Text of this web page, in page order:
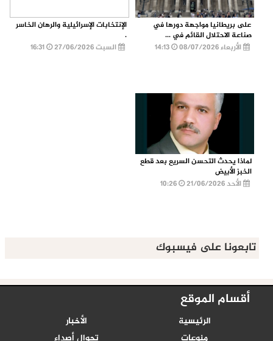
على بريطانيا مواجهة دورها في
صناعة الاحتلال القائم في ...
الأربعاء 08/07/2026
الإنتخابات الإسرائيلية والرهان الخاسر
.
السبت 27/06/2026
16:31
لماذا يحدث التحسن السريع بعد قطع
الخبز الأبيض
الأحد 21/06/2026
تابعونا على فيسبوك
أقسام الموقع
الرئيسية
الأخبار